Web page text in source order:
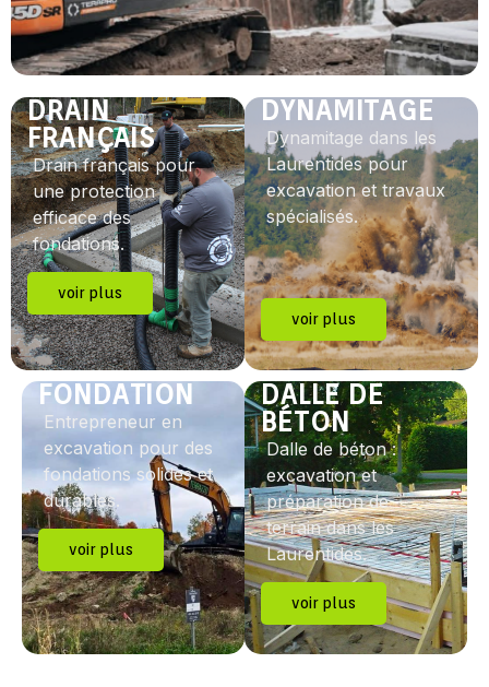
DRAIN
FRANÇAIS
Drain français pour
une protection
efficace des
fondations.
voir plus
DYNAMITAGE
Dynamitage dans les
Laurentides pour
excavation et travaux
spécialisés.
voir plus
FONDATION
Entrepreneur en
excavation pour des
fondations solides et
durables.
voir plus
DALLE DE
BÉTON
Dalle de béton :
excavation et
préparation de
terrain dans les
Laurentides.
voir plus